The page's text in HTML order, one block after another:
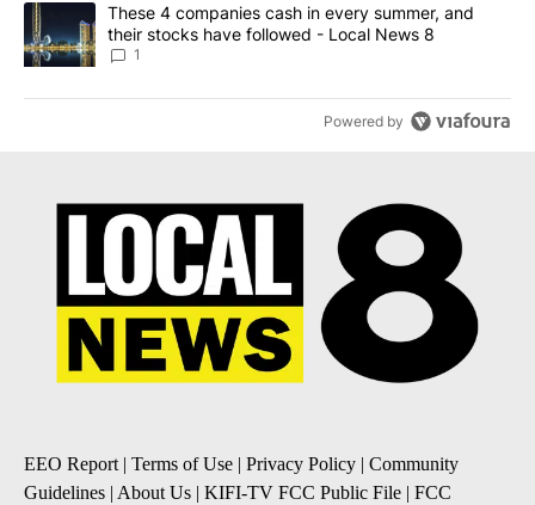
A trending article titled "These 4 companies cash in every
These 4 companies cash in every summer, and
their stocks have followed - Local News 8
1
Powered by
EEO Report| Terms of Use | Privacy Policy | Community
Guidelines | About Us | KIFI-TV FCC Public File | FCC